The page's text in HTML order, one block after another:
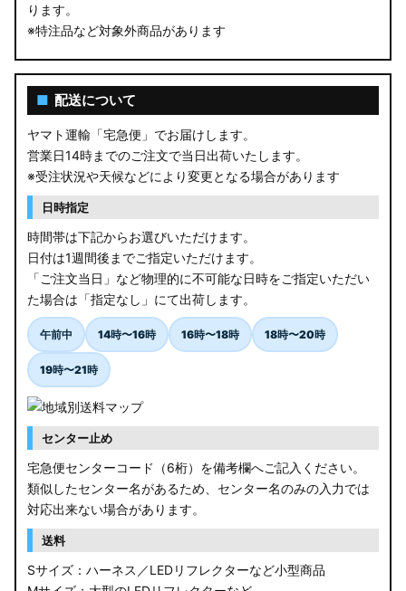
ります。
※特注品など対象外商品があります
■ 配送について
ヤマト運輸「宅急便」でお届けします。
営業日14時までのご注文で当日出荷いたします。
※受注状況や天候などにより変更となる場合があります
日時指定
時間帯は下記からお選びいただけます。
日付は1週間後までご指定いただけます。
「ご注文当日」など物理的に不可能な日時をご指定いただい
た場合は「指定なし」にて出荷します。
午前中 14時〜16時 16時〜18時 18時〜20時
19時〜21時
センター止め
宅急便センターコード（6桁）を備考欄へご記入ください。
類似したセンター名があるため、センター名のみの入力では
対応出来ない場合があります。
送料
Sサイズ：ハーネス／LEDリフレクターなど小型商品